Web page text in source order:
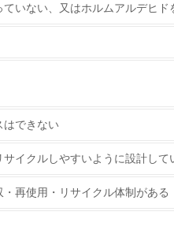
ていない、又はホルムアルデヒ
はできない
イクルしやすいように設計して
再使用・リサイクル体制がある